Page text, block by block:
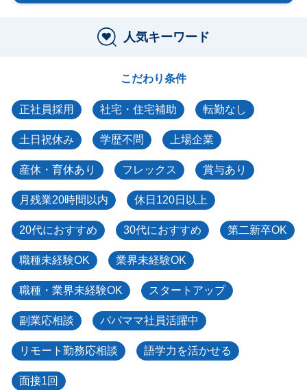
人気キーワード
こだわり条件
正社員採用 社宅・住宅補助 転勤なし
土日祝休み 学歴不問 上場企業
産休・育休あり フレックス 賞与あり
月残業20時間以内 休日120日以上
20代におすすめ 30代におすすめ 第二新卒OK
職種未経験OK 業界未経験OK
職種・業界未経験OK スタートアップ
副業応相談 パパママ社員活躍中
リモート勤務応相談 語学力を活かせる
面接1回